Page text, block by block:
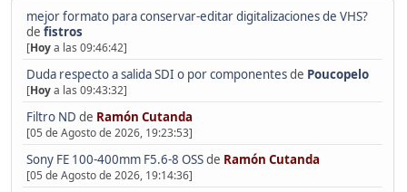
mejor formato para conservar-editar digitalizaciones de VHS?
de fistros
[Hoya las 09:46:42]
Duda respecto a salida SDI o por componentesde Poucopelo
[Hoya las 09:43:32]
Filtro ND de Ramón Cutanda
[05 de Agosto de 2026, 19:23:53]
Sony FE 100-400mm F5.6-8 OSSde Ramón Cutanda
[05 de Agosto de 2026, 19:14:36]